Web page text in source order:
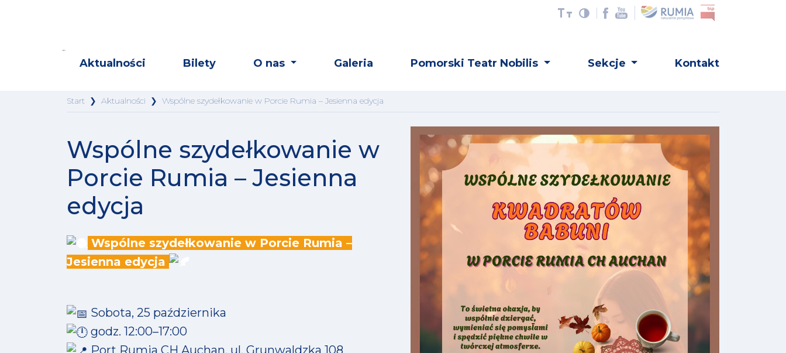
Aktualności Bilety O nas Galeria Pomorski Teatr Nobilis Sekcje Kontakt
Start ❯ Aktualności ❯ Wspólne szydełkowanie w Porcie Rumia – Jesienna edycja
Wspólne szydełkowanie w
Porcie Rumia – Jesienna
edycja
Wspólne szydełkowanie w Porcie Rumia –
Jesienna edycja
Sobota, 25 października
godz. 12:00–17:00
Port Rumia CH Auchan, ul. Grunwaldzka 108